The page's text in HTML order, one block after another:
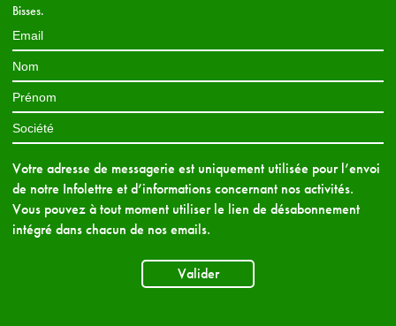
Bisses.
Votre adresse de messagerie est uniquement utilisée pour l’envoi
de notre Infolettre et d’informations concernant nos activités.
Vous pouvez à tout moment utiliser le lien de désabonnement
intégré dans chacun de nos emails.